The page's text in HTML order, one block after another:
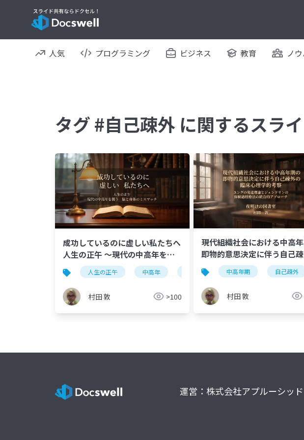
人気 プログラミング ビジネス 教育 ノ
タグ #自己疎外 に関するスラ
成功しているのに虚しい私たちへ
人生の正午 〜現代の中高年を襲
う 脳と身体のミスマッチ〜
人生の正午 中高年 脳と身体のミスマッチ ovp
村田 敦 >100
現代組織社会における中高
即物的意思決定に伴う自己
臨床心理学的考察 〜ユングの
達理論とジェンドリンの体
療法の統合的アプローチ〜
中高年期 自己疎外
村田 敦
運営：株式会社アプルーシッド